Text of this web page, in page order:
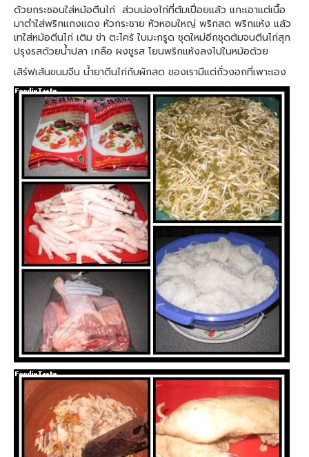
ด้วยกระชอนใส่หม้อตีนไก่ ส่วนน่องไก่ที่ต้มเปื่อยแล้ว แกะเอาแต่เนื้อ
มาตำใส่พริกแกงแดง หัวกระชาย หัวหอมใหญ่ พริกสด พริกแห้ง แล้ว
เทใส่หม้อตีนไก่ เติม ข่า ตะไคร้ ใบมะกรูด ชุดใหม่อีกชุดต้มจนตีนไก่สุก
ปรุงรสด้วยน้ำปลา เกลือ ผงชูรส โยนพริกแห้งลงไปในหม้อด้วย
เสิร์ฟเส้นขนมจีน น้ำยาตีนไก่กับผักสด ของเรามีแต่ถั่วงอกที่เพาะเอง